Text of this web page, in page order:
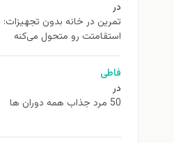
در
استقامتت رو متحول می‌کنه
فاطی
در
50 مرد جذاب همه دوران ها